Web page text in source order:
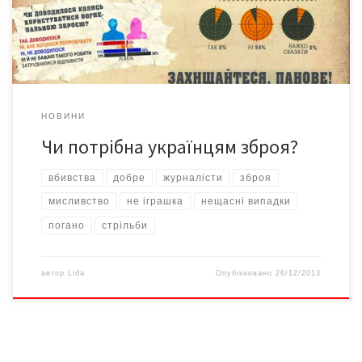
емоційно стриманiша. «От уряд Молдови дозволив населенню
купувати […]
НОВИНИ
Чи потрібна українцям зброя?
вбивства добре журналісти зброя
мисливство не іграшка нещасні випадки
погано стрільби
автор Lida Опубліковано 26/12/2013